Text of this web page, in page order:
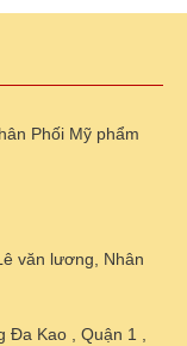
Phối Mỹ phẩm
văn lương, Nhân
Đa Kao , Quận 1 ,